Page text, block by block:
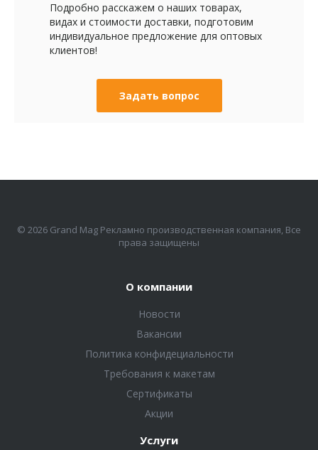
Подробно расскажем о наших товарах,
видах и стоимости доставки, подготовим
индивидуальное предложение для оптовых
клиентов!
Задать вопрос
© 2026 Grand Mag Рекламно производственная компания, Все
права защищены
О компании
Новости
Вакансии
Политика конфидециальности
Требования к макетам
Сертификаты
Акции
Услуги